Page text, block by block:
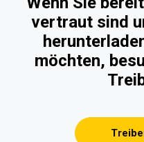
vertraut sind
möchten,